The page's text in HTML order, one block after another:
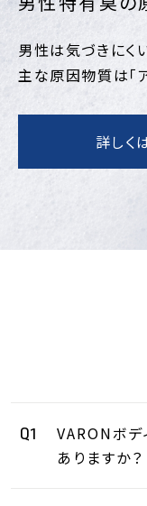
男性は気づきにく
主な原因物質は「
詳しく
Q1
VARONボデ
ありますか？